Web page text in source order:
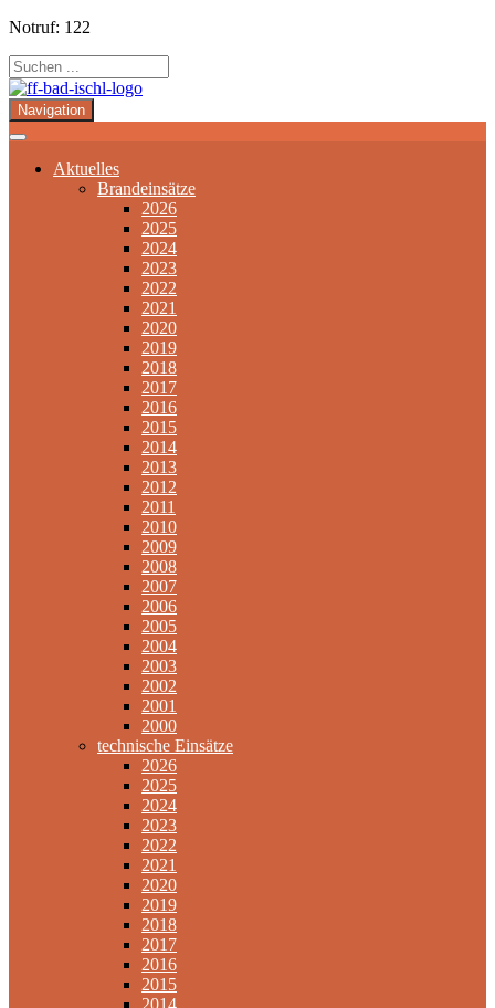
Notruf: 122
Navigation
Aktuelles
Brandeinsätze
2026
2025
2024
2023
2022
2021
2020
2019
2018
2017
2016
2015
2014
2013
2012
2011
2010
2009
2008
2007
2006
2005
2004
2003
2002
2001
2000
technische Einsätze
2026
2025
2024
2023
2022
2021
2020
2019
2018
2017
2016
2015
2014